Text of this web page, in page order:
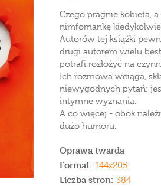
Czego pragnie kobieta,
nimfomankę
Autorów tej książki
drugi autorem wielu
potrafi rozłożyć na
Ich rozmowa wciąga,
niewygodnych pytań;
intymne wyznania.
A co więcej - obok
dużo humoru.
Oprawa twarda
Format: 144x205
Liczba stron: 384